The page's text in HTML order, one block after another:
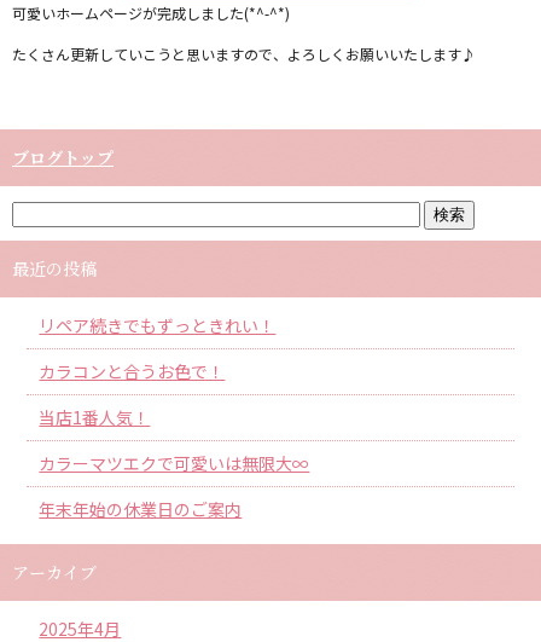
可愛いホームページが完成しました(*^-^*)
たくさん更新していこうと思いますので、よろしくお願いいたします♪
ブログトップ
最近の投稿
リペア続きでもずっときれい！
カラコンと合うお色で！
当店1番人気！
カラーマツエクで可愛いは無限大∞
年末年始の休業日のご案内
アーカイブ
2025年4月